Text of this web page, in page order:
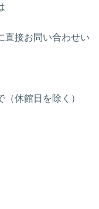
直接お問い合わせい
休館日を除く）